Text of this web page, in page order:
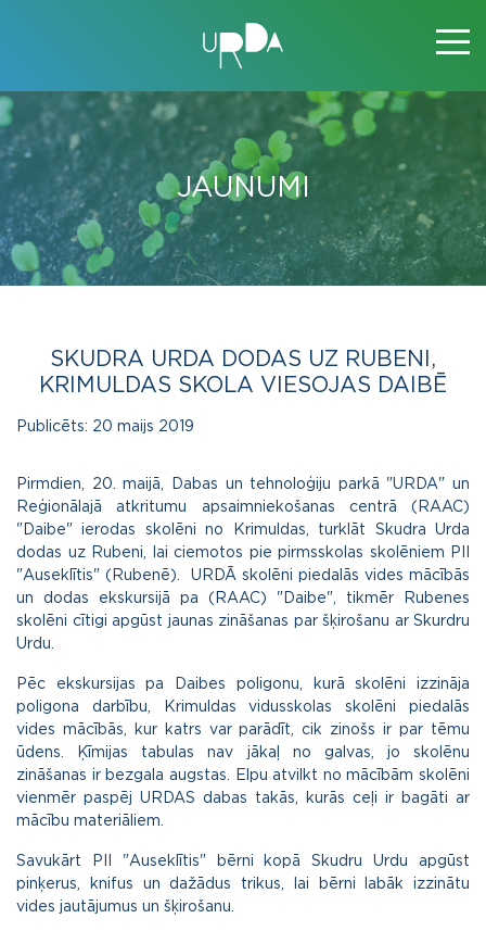
JAUNUMI
SKUDRA URDA DODAS UZ RUBENI,
KRIMULDAS SKOLA VIESOJAS DAIBĒ
Publicēts: 20 maijs 2019
Pirmdien, 20. maijā, Dabas un tehnoloģiju parkā "URDA" un
Reģionālajā atkritumu apsaimniekošanas centrā (RAAC)
"Daibe" ierodas skolēni no Krimuldas, turklāt Skudra Urda
dodas uz Rubeni, lai ciemotos pie pirmsskolas skolēniem PII
"Auseklītis" (Rubenē). URDĀ skolēni piedalās vides mācībās
un dodas ekskursijā pa (RAAC) "Daibe", tikmēr Rubenes
skolēni cītigi apgūst jaunas zināšanas par šķirošanu ar Skurdru
Urdu.
Pēc ekskursijas pa Daibes poligonu, kurā skolēni izzināja
poligona darbību, Krimuldas vidusskolas skolēni piedalās
vides mācībās, kur katrs var parādīt, cik zinošs ir par tēmu
ūdens. Ķīmijas tabulas nav jākaļ no galvas, jo skolēnu
zināšanas ir bezgala augstas. Elpu atvilkt no mācībām skolēni
vienmēr paspēj URDAS dabas takās, kurās ceļi ir bagāti ar
mācību materiāliem.
Savukārt PII "Auseklītis" bērni kopā Skudru Urdu apgūst
pinķerus, knifus un dažādus trikus, lai bērni labāk izzinātu
vides jautājumus un šķirošanu.